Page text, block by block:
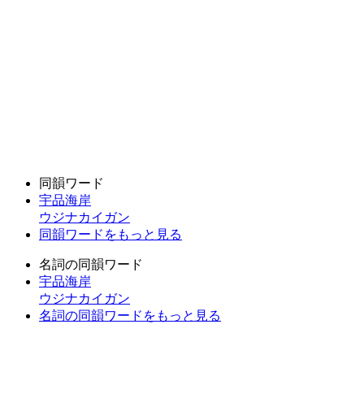
同韻ワード
宇品海岸
ウジナカイガン
同韻ワードをもっと見る
名詞の同韻ワード
宇品海岸
ウジナカイガン
名詞の同韻ワードをもっと見る